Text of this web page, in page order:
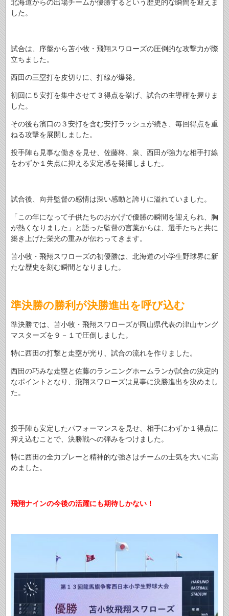
北海道からの出場チームが優勝するという歴史的な瞬間を迎えま
した。
試合は、序盤から苫小牧・飛翔スワローズの圧倒的な攻撃力が際
立ちました。
西田の三塁打を皮切りに、打線が爆発。
初回に５安打を集中させて３得点を挙げ、試合の主導権を握りま
した。
その後も濱口の３安打を含む安打ラッシュが続き、毎回得点を重
ねる攻撃を展開しました。
投手陣も見事な働きを見せ、佐藤柊、泉、西田が強力な相手打線
をわずか１失点に抑える安定感を発揮しました。
試合後、向井監督の感情は深い感動と誇りに溢れていました。
「この年になって子供たちのおかげで優勝の瞬間を迎えられ、胸
が熱くなりました」と語った監督の言葉からは、選手たちと共に
築き上げた栄光の重みが伝わってきます。
苫小牧・飛翔スワローズの初優勝は、北海道の小学生野球界に新
たな歴史を刻む瞬間となりました。
準決勝の勝利が決勝進出を呼び込む
準決勝では、苫小牧・飛翔スワローズが岡山県代表の津山ヤング
マスターズを９－１で圧倒しました。
特に西田の打撃と走塁が光り、試合の流れを作りました。
西田の巧みな走塁と佐藤のランニングホームランが試合の決定的
なポイントとなり、飛翔スワローズは見事に決勝進出を決めまし
た。
投手陣も安定したパフォーマンスを見せ、相手にわずか１得点に
抑え込むことで、決勝戦への弾みをつけました。
特に西田の全力プレーと精神的な強さはチームの士気を大いに高
めました。
飛翔ナインの今後の活躍にも期待しかない！